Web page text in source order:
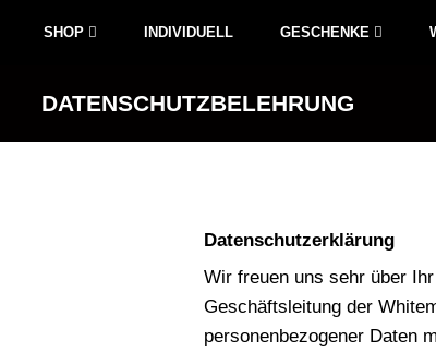
SHOP INDIVIDUELL GESCHENKE
DATENSCHUTZBELEHRUNG
Datenschutzerklärung
Wir freuen uns sehr über
Geschäftsleitung der
personenbezogener Daten